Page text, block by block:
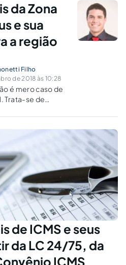
regiões ou de
da Zona
e sua
a região
Filho
de 2018 às 10:28
é mero caso de
Trata-se de
socioeconômicas
demais regiões
de ICMS e seus
da LC 24/75, da
ICMS